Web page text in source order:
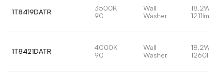
1T8419DATR
3500K
90
Wall
Washer
18,2W
1211lm
1T8421DATR
4000K
90
Wall
Washer
18,2W
1260lm